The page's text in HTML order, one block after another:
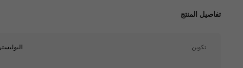
تفاصيل المنتج
تكوين: البوليستر